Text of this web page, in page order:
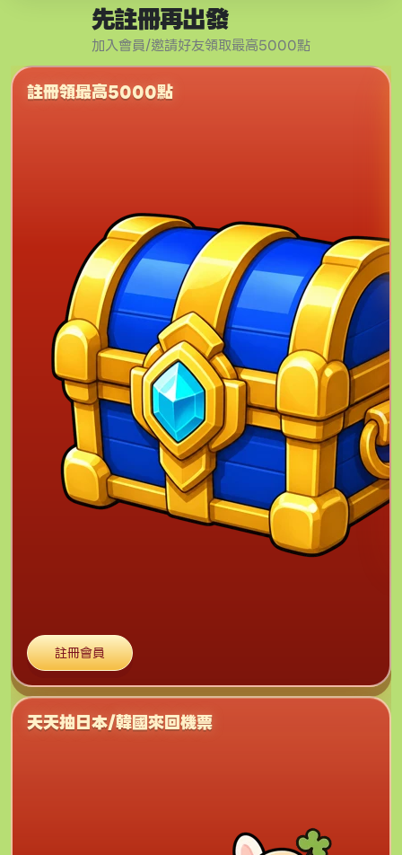
先註冊再出發
加入會員/邀請好友領取最高5000點
註冊領最高5000點
註冊會員
天天抽日本/韓國來回機票